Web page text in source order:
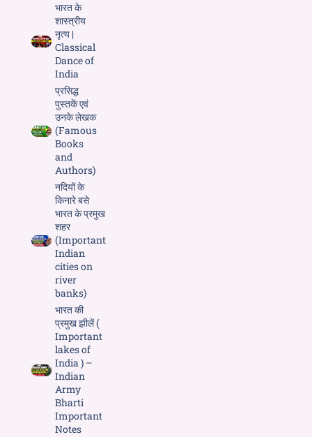
भारत के
शास्त्रीय
नृत्य |
Classical
Dance of
India
प्रसिद्ध
पुस्तकें एवं
उनके लेखक
(Famous
Books
and
Authors)
नदियों के
किनारे बसे
भारत के प्रमुख
शहर
(Important
Indian
cities on
river
banks)
भारत की
प्रमुख झीलें (
Important
lakes of
India ) –
Indian
Army
Bharti
Important
Notes